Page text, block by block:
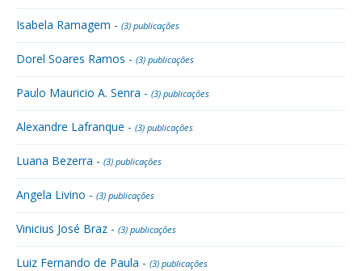
Isabela Ramagem - (3) publicações
Dorel Soares Ramos - (3) publicações
Paulo Mauricio A. Senra - (3) publicações
Alexandre Lafranque - (3) publicações
Luana Bezerra - (3) publicações
Angela Livino - (3) publicações
Vinicius José Braz - (3) publicações
Luiz Fernando de Paula - (3) publicações